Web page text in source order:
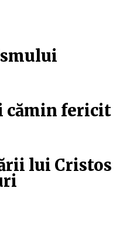
cămin fericit
lui Cristos